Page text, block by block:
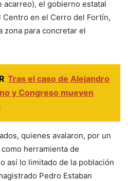
el gobierno estatal
en el Cerro del Fortín,
zona para concretar el
Tras el caso de Alejandro
y Congreso mueven
quienes avalaron, por un
herramienta de
así lo limitado de la población
Pedro Estaban